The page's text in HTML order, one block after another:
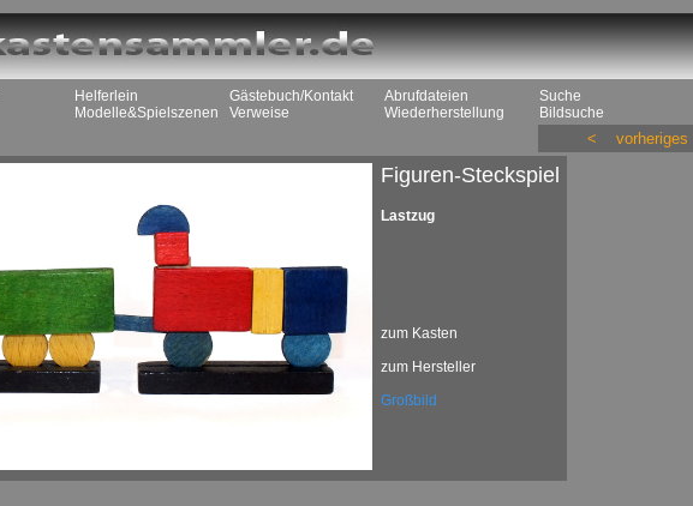
Helferlein
Modelle&Spielszenen
Gästebuch/Kontakt
Verweise
Abrufdateien
Wiederherstellung
Suche
Bildsuche
< vorheriges
Figuren-Steckspiel
Lastzug
zum Kasten
zum Hersteller
Großbild